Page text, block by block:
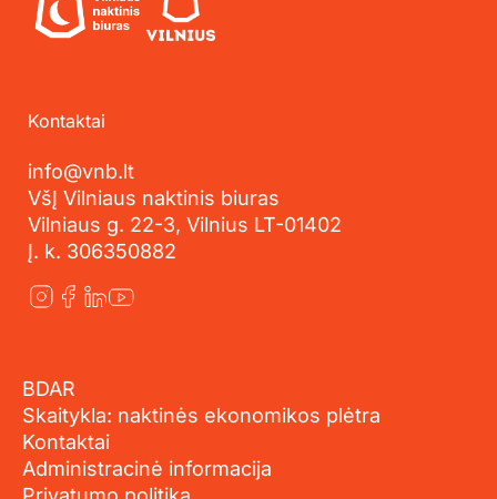
Kontaktai
info@vnb.lt
VšĮ Vilniaus naktinis biuras
Vilniaus g. 22-3, Vilnius LT-01402
Į. k. 306350882
BDAR
Skaitykla: naktinės ekonomikos plėtra
Kontaktai
Administracinė informacija